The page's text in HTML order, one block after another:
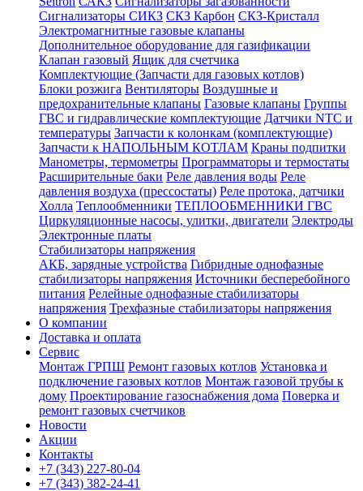
Сигнализаторы СИКЗ СКЗ Карбон СКЗ-Кристалл
Электромагнитные газовые клапаны
Дополнительное оборудование для газификации
Клапан газовый Ящик для счетчика
Комплектующие (Запчасти для газовых котлов)
Блоки розжига Вентиляторы Воздушные и
предохранительные клапаны Газовые клапаны Группы
ГВС и гидравлические комплектующие Датчики NTC и
температуры Запчасти к колонкам (комплектующие)
Запчасти к НАПОЛЬНЫМ КОТЛАМ Краны подпитки
Манометры, термометры Программаторы и термостаты
Расширительные баки Реле давления воды Реле
давления воздуха (прессостаты) Реле протока, датчики
Холла Теплообменники ТЕПЛООБМЕННИКИ ГВС
Циркуляционные насосы, улитки, двигатели Электроды
Электронные платы
Стабилизаторы напряжения
АКБ, зарядные устройства Гибридные однофазные
стабилизаторы напряжения Источники бесперебойного
питания Релейные однофазные стабилизаторы
напряжения Трехфазные стабилизаторы напряжения
О компании
Доставка и оплата
Сервис
Монтаж ГРПШ Ремонт газовых котлов Установка и
подключение газовых котлов Монтаж газовой трубы к
дому Проектирование газоснабжения дома Поверка и
ремонт газовых счетчиков
Новости
Акции
Контакты
+7 (343) 227-80-04
+7 (343) 382-24-41